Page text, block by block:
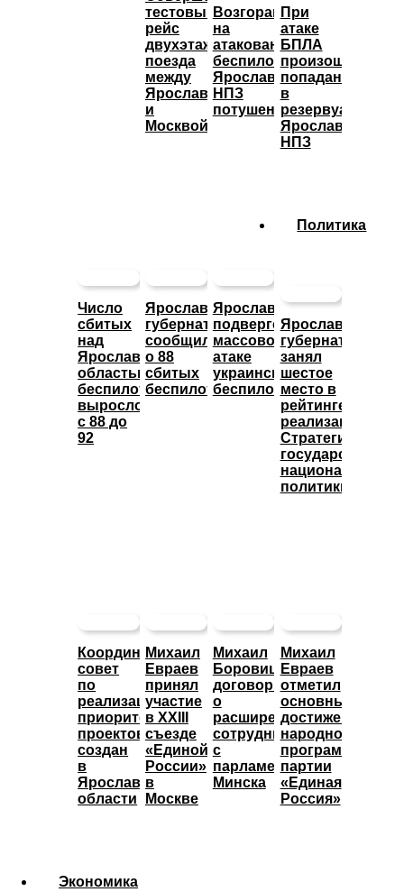
тестовый
рейс
двухэтажного
поезда
между
Ярославлем
и
Москвой
Возгорание
на
атакованном
беспилотниками
Ярославском
НПЗ
потушено
При
атаке
БПЛА
произошло
попадание
в
резервуары
Ярославского
НПЗ
Число
сбитых
над
Ярославской
областью
беспилотников
выросло
с 88 до
92
Ярославский
губернатор
сообщил
о 88
сбитых
беспилотниках
Ярославль
подвергся
массовой
атаке
украинских
беспилотников
Политика
Ярославский
губернатор
занял
шестое
место в
рейтинге
реализации
Стратегии
национальной
политики
Координационный
совет
по
реализации
приоритетных
проектов
создан
в
Ярославской
области
Михаил
Евраев
принял
участие
в XXIII
съезде
«Единой
России»
в
Москве
Михаил
Боровицкий
договорился
о
расширении
сотрудничества
с
парламентом
Минска
Михаил
Евраев
отметил
основные
достижения
народной
программы
партии
«Единая
Россия»
Экономика